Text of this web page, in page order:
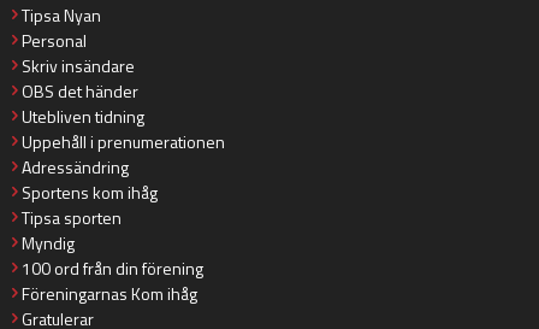
Tipsa Nyan
Personal
Skriv insändare
OBS det händer
Utebliven tidning
Uppehåll i prenumerationen
Adressändring
Sportens kom ihåg
Tipsa sporten
Myndig
100 ord från din förening
Föreningarnas Kom ihåg
Gratulerar